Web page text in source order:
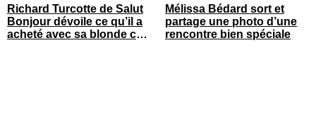
Richard Turcotte de Salut
Bonjour dévoile ce qu’il a
acheté avec sa blonde cet
Mélissa Bédard sort et
partage une photo d’une
rencontre bien spéciale